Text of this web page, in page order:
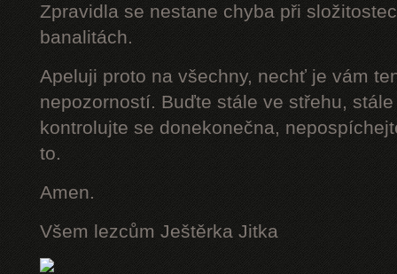
Zpravidla se nestane chyba při
banalitách.
Apeluji proto na všechny, nechť je vám
nepozorností. Buďte stále ve střehu,
kontrolujte se donekonečna,
to.
Amen.
Všem lezcům Ještěrka Jitka